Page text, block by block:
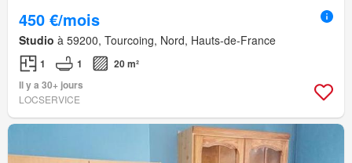
450 €/mois
Studio à 59200, Tourcoing, Nord, Hauts-de-France
1 1
20 m²
Il y a 30+ jours
LOCSERVICE